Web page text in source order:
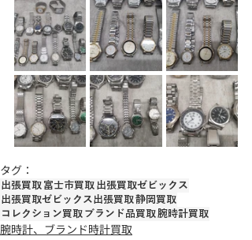
タグ：
出張買取 富士市買取 出張買取ゼビックス
出張買取ゼビックス出張買取静岡買取
コレクション買取 ブランド品買取腕時計買取
腕時計、ブランド時計買取